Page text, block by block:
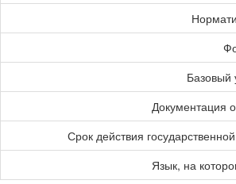
Базовый
Документация
Срок действия
Язык, на